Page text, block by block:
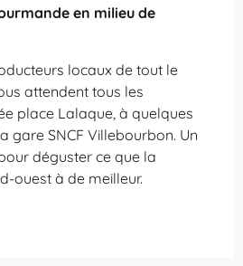
en milieu de
locaux de tout le
attendent tous les
place Lalaque, à quelques
gare SNCF Villebourbon. Un
déguster ce que la
ouest à de meilleur.